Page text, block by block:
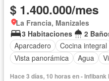
$ 1.400.000/mes
La Francia, Manizales
3 Habitaciones
2
Aparcadero
Cocina integral
Vista panorámica
Agua
Hace 3 días, 10 horas en - Infibank